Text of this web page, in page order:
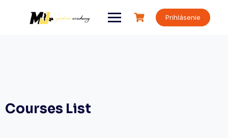
Prihlásenie
Courses List